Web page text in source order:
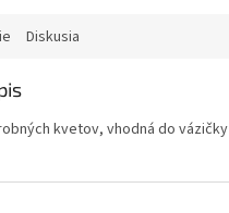
Diskusia
kvetov, vhodná do vázičky